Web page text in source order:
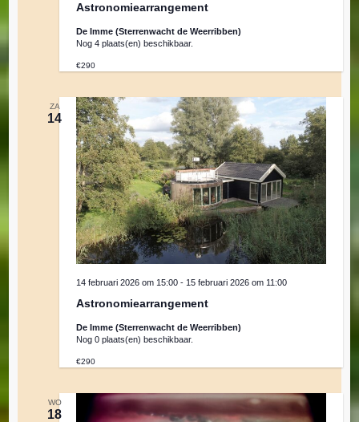
Astronomiearrangement
De Imme (Sterrenwacht de Weerribben)
Nog 4 plaats(en) beschikbaar.
€290
ZA
14
Astronomiearrangement
14 februari 2026 om 15:00 - 15 februari 2026 om 11:00
De Imme (Sterrenwacht de Weerribben)
Nog 0 plaats(en) beschikbaar.
€290
WO
18